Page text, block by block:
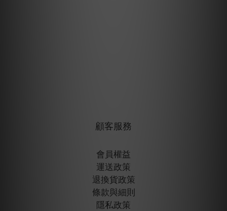
顧客服務
會員權益
運送政策
退換貨政策
條款與細則
隱私政策